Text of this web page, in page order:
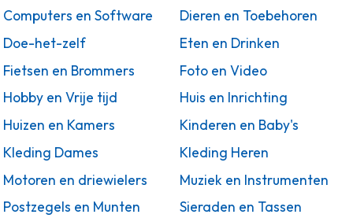
Computers en Software
Dieren en Toebehoren
Doe-het-zelf
Eten en Drinken
Fietsen en Brommers
Foto en Video
Hobby en Vrije tijd
Huis en Inrichting
Huizen en Kamers
Kinderen en Baby's
Kleding Dames
Kleding Heren
Motoren en driewielers
Muziek en Instrumenten
Postzegels en Munten
Sieraden en Tassen